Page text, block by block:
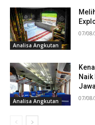
Analisa Angkutan
07/
Analisa Angkutan 07/